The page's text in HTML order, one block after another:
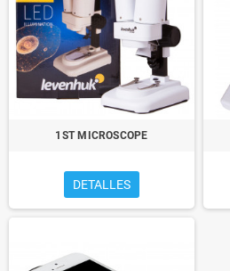
1ST MICROSCOPE
DETALLES